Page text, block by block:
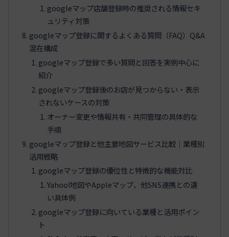
googleマップ店舗登録時の推奨される情報セキ
ュリティ対策
googleマップ登録に関するよくある質問（FAQ）Q&A
混在構成
googleマップ登録で多い質問と回答を実例中心に
紹介
googleマップ登録後のお店が見つからない・表示
されないケースの対策
オーナー変更や情報共有・共同管理の具体的な
手順
googleマップ登録と他主要地図サービス比較｜業種別
活用戦略
googleマップ登録の優位性と特徴的な機能対比
Yahoo!地図やAppleマップ、他SNS連携との違
い具体例
googleマップ登録に向いている業種と活用ポイン
ト